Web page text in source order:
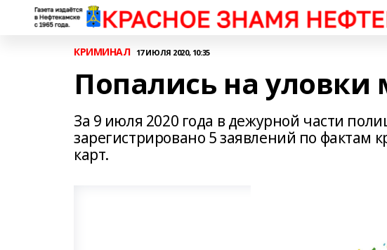
КРИМИНАЛ 17 ИЮЛЯ 2020, 10:35
Попались на
За 9 июля 2020 года в дежурной части
зарегистрировано 5 заявлений по фактам
карт.